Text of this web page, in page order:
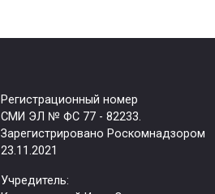
Регистрационный номер
СМИ ЭЛ № ФС 77 - 82233.
Зарегистрировано Роскомнадзором
23.11.2021
Учредитель: